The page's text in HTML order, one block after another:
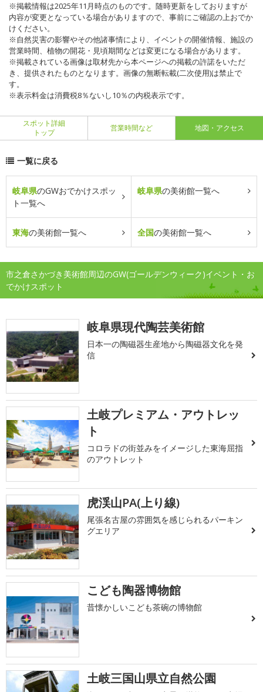
※掲載情報は2025年11月時点のものです。随時更新をしておりますが
内容が変更となっている場合がありますので、事前にご確認の上おでか
けください。
※自然災害の影響やその他諸事情により、イベントの開催情報、施設の
営業時間、植物の開花・見頃期間などは変更になる場合があります。
※掲載されている画像は取材先から本ページへの掲載の許諾をいただ
き、提供されたものとなります。画像の無断転載(二次使用)は禁止で
す。
※表示料金は消費税8％ないし10％の内税表示です。
スポット詳細
トップ
営業時間など 地図・アクセス
一覧に戻る
岐阜県のGWおでかけスポッ
ト一覧へ
岐阜県の美術館一覧へ
東海の美術館一覧へ 全国の美術館一覧へ
市之倉さかづき美術館周辺のGW(ゴールデンウィーク)イベント・お
でかけスポット
岐阜県現代陶芸美術館
日本一の陶磁器生産地から陶磁器文化を発
信
土岐プレミアム・アウトレッ
ト
コロラドの街並みをイメージした東海屈指
のアウトレット
虎渓山PA(上り線)
尾張名古屋の雰囲気を感じられるパーキン
グエリア
こども陶器博物館
昔懐かしいこども茶碗の博物館
土岐三国山県立自然公園